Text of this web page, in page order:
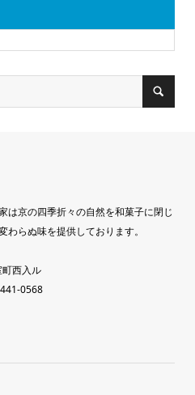
は京の四季折々の自然を和菓子に閉じ
らぬ味を提供しております。
西入ル
0568